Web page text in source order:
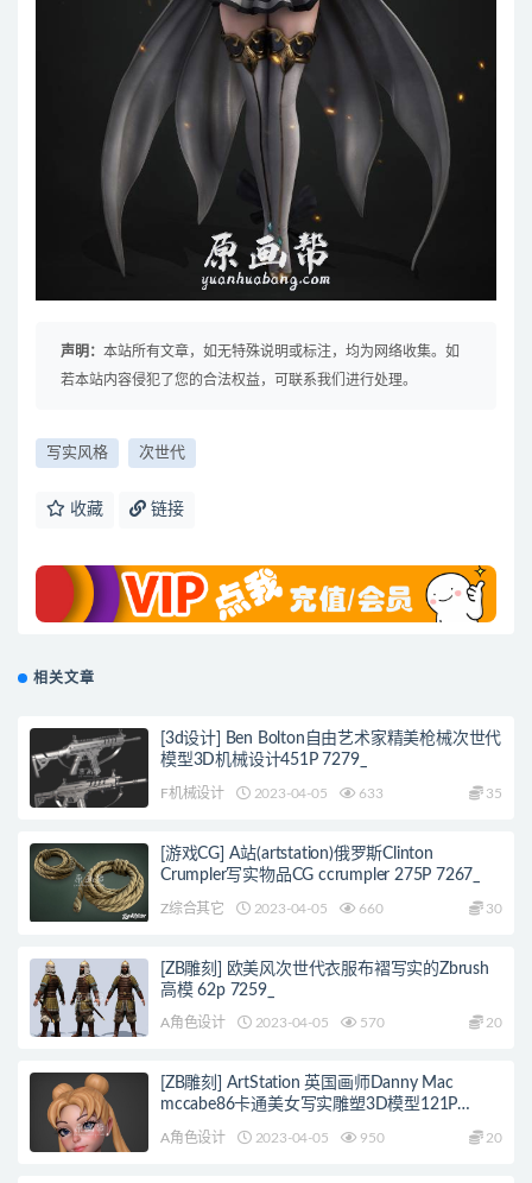
声明： 本站所有文章，如无特殊说明或标注，均为网络收集。如
若本站内容侵犯了您的合法权益，可联系我们进行处理。
写实风格 次世代
收藏 链接
相关文章
[3d设计] Ben Bolton自由艺术家精美枪械次世代
模型3D机械设计451P 7279_
F机械设计 2023-04-05 633 35
[游戏CG] A站(artstation)俄罗斯Clinton
Crumpler写实物品CG ccrumpler 275P 7267_
Z综合其它 2023-04-05 660 30
[ZB雕刻] 欧美风次世代衣服布褶写实的Zbrush
高模 62p 7259_
A角色设计 2023-04-05 570 20
[ZB雕刻] ArtStation 英国画师Danny Mac
mccabe86卡通美女写实雕塑3D模型121P
7258_
A角色设计 2023-04-05 950 20